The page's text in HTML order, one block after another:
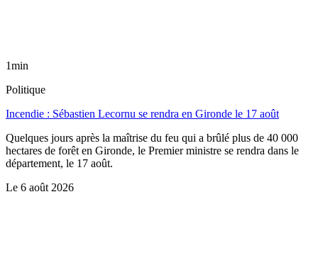
1min
Politique
Incendie : Sébastien Lecornu se rendra en Gironde le 17 août
Quelques jours après la maîtrise du feu qui a brûlé plus de 40 000
hectares de forêt en Gironde, le Premier ministre se rendra dans le
département, le 17 août.
Le 6 août 2026